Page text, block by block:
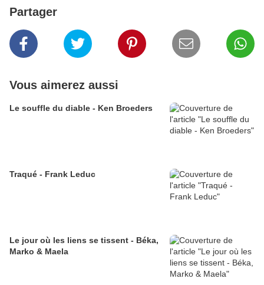
Partager
Vous aimerez aussi
Le souffle du diable - Ken Broeders
Traqué - Frank Leduc
Le jour où les liens se tissent - Béka,
Marko & Maela